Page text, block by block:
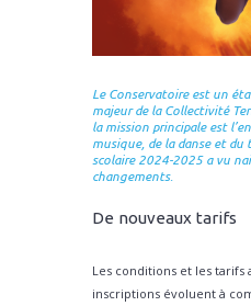
Le Conservatoire est un
majeur de la Collectivité
la mission principale est
musique, de la danse et
scolaire 2024-2025 a vu
changements.
De nouveaux tarifs
Les conditions et les tarifs
inscriptions évoluent à